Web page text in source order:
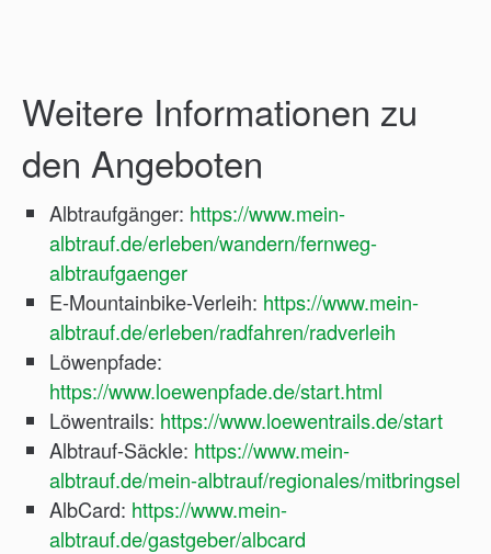
Weitere Informationen zu
den Angeboten
Albtraufgänger: https://www.mein-
albtrauf.de/erleben/wandern/fernweg-
albtraufgaenger
E-Mountainbike-Verleih: https://www.mein-
albtrauf.de/erleben/radfahren/radverleih
Löwenpfade:
https://www.loewenpfade.de/start.html
Löwentrails: https://www.loewentrails.de/start
Albtrauf-Säckle: https://www.mein-
albtrauf.de/mein-albtrauf/regionales/mitbringsel
AlbCard: https://www.mein-
albtrauf.de/gastgeber/albcard